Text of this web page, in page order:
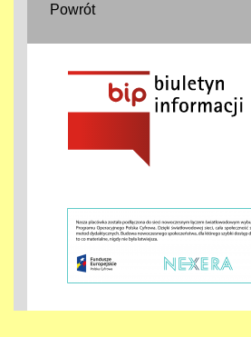
Powrót